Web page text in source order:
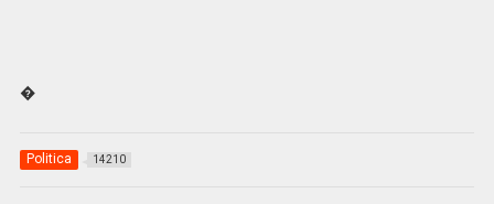
�
Politica 14210